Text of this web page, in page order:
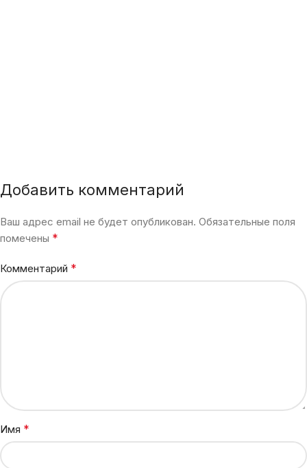
Добавить комментарий
Ваш адрес email не будет опубликован. Обязательные поля
помечены *
Комментарий *
Имя *